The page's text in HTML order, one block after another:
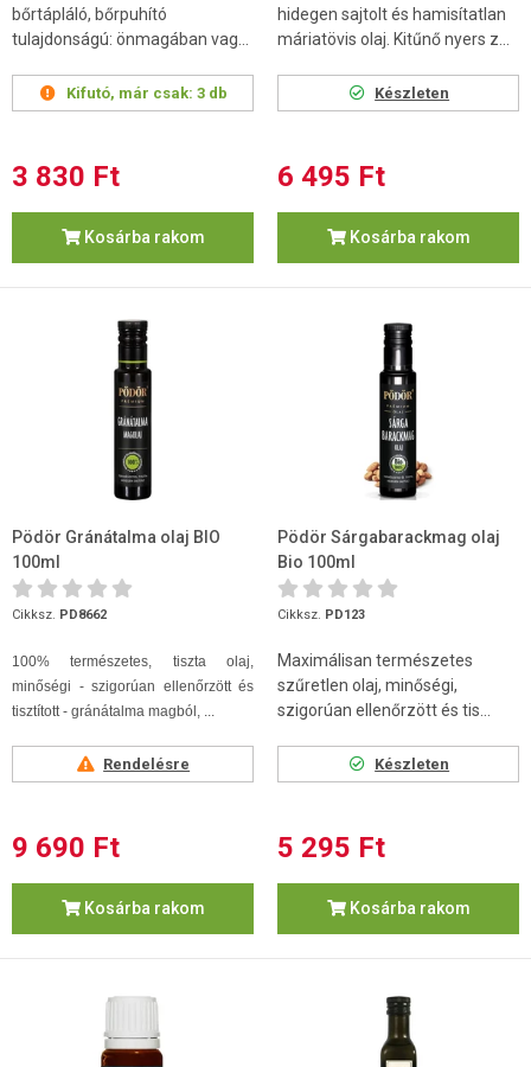
bőrtápláló, bőrpuhító
tulajdonságú: önmagában vag...
Kifutó, már csak: 3 db
3 830 Ft
Kosárba rakom
hidegen sajtolt és hamisítatlan
máriatövis olaj. Kitűnő nyers z...
Készleten
6 495 Ft
Kosárba rakom
Pödör Gránátalma olaj BIO
100ml
Cikksz. PD8662
100% természetes, tiszta olaj,
minőségi - szigorúan ellenőrzött és
tisztított - gránátalma magból, ...
Rendelésre
9 690 Ft
Kosárba rakom
Pödör Sárgabarackmag olaj
Bio 100ml
Cikksz. PD123
Maximálisan természetes
szűretlen olaj, minőségi,
szigorúan ellenőrzött és tis...
Készleten
5 295 Ft
Kosárba rakom